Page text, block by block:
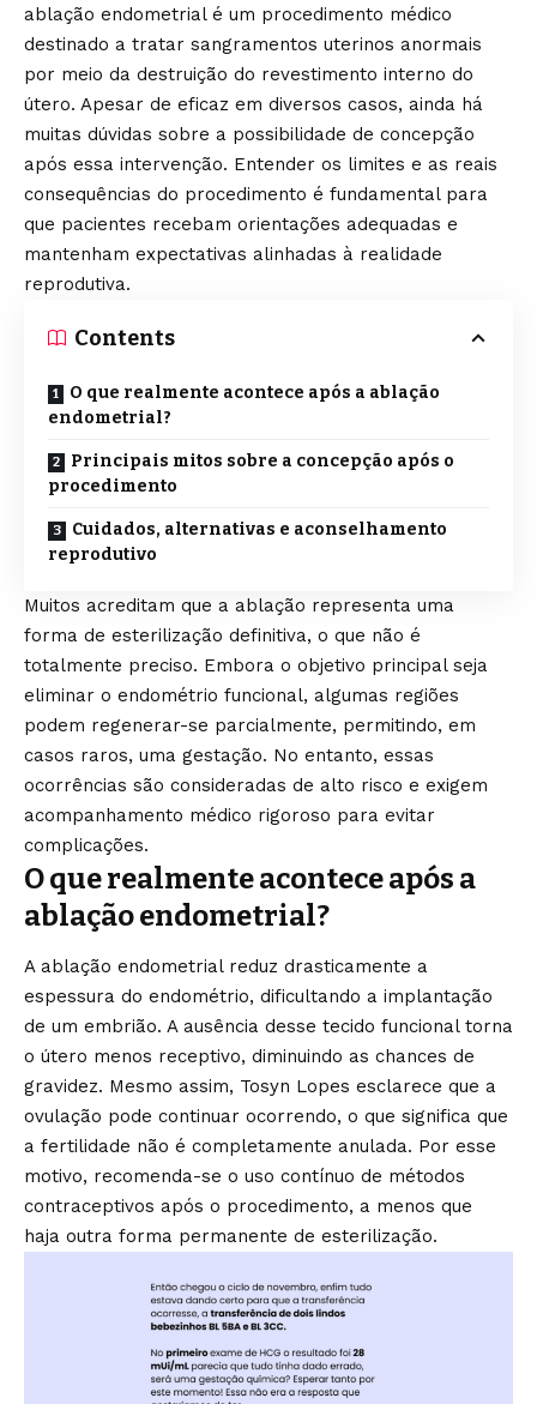
ablação endometrial é um procedimento médico
destinado a tratar sangramentos uterinos anormais
por meio da destruição do revestimento interno do
útero. Apesar de eficaz em diversos casos, ainda há
muitas dúvidas sobre a possibilidade de concepção
após essa intervenção. Entender os limites e as reais
consequências do procedimento é fundamental para
que pacientes recebam orientações adequadas e
mantenham expectativas alinhadas à realidade
reprodutiva.
Contents
O que realmente acontece após a ablação
endometrial?
Principais mitos sobre a concepção após o
procedimento
Cuidados, alternativas e aconselhamento
reprodutivo
Muitos acreditam que a ablação representa uma
forma de esterilização definitiva, o que não é
totalmente preciso. Embora o objetivo principal seja
eliminar o endométrio funcional, algumas regiões
podem regenerar-se parcialmente, permitindo, em
casos raros, uma gestação. No entanto, essas
ocorrências são consideradas de alto risco e exigem
acompanhamento médico rigoroso para evitar
complicações.
O que realmente acontece após a
ablação endometrial?
A ablação endometrial reduz drasticamente a
espessura do endométrio, dificultando a implantação
de um embrião. A ausência desse tecido funcional torna
o útero menos receptivo, diminuindo as chances de
gravidez. Mesmo assim, Tosyn Lopes esclarece que a
ovulação pode continuar ocorrendo, o que significa que
a fertilidade não é completamente anulada. Por esse
motivo, recomenda-se o uso contínuo de métodos
contraceptivos após o procedimento, a menos que
haja outra forma permanente de esterilização.